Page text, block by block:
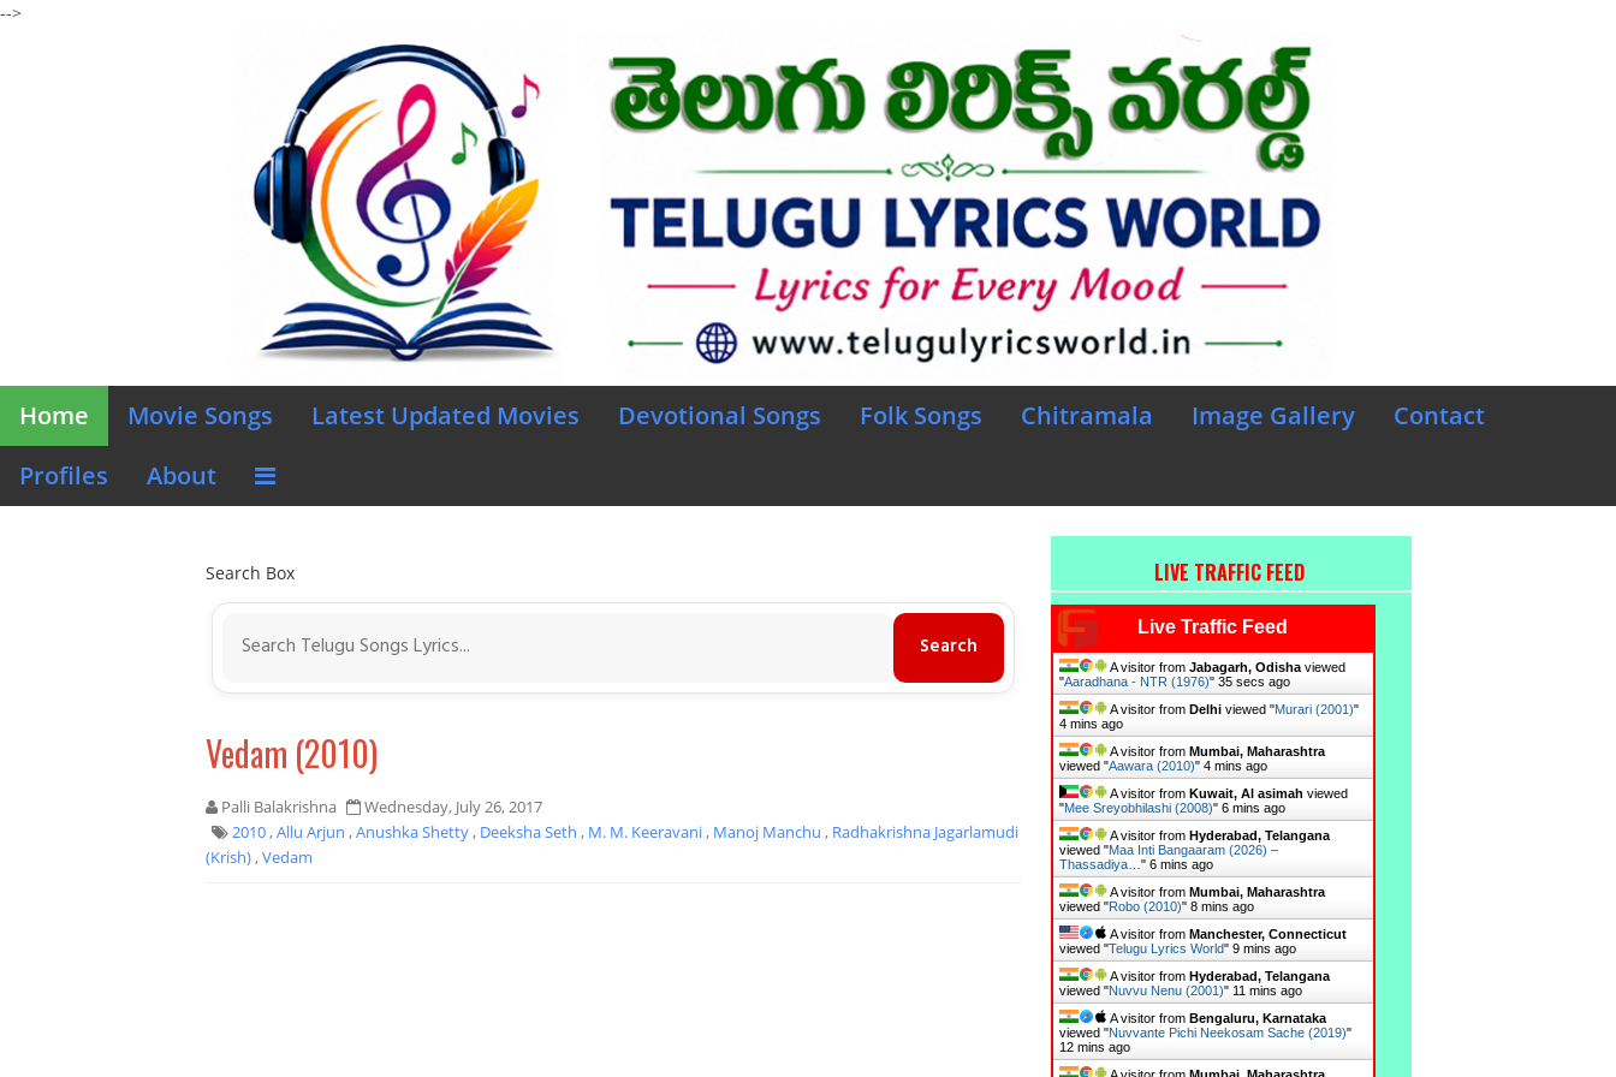
-->
Home Movie Songs Latest Updated Movies Devotional Songs Folk Songs Chitramala Image Gallery
Contact
Profiles
About
Search Box
Vedam (2010)
Palli Balakrishna
Wednesday, July 26, 2017
2010,Allu Arjun ,Anushka Shetty, Deeksha Seth , M. M. Keeravani, Manoj Manchu , Radhakrishna Jagarlamudi
(Krish),Vedam
LIVE TRAFFIC FEED
Live Traffic Feed
A visitor from Jabagarh, Odishaviewed
"Aaradhana - NTR (1976)" 36 secs ago
A visitor from Delhiviewed "Murari (2001)"
4 mins ago
A visitor from Mumbai, Maharashtra
viewed "Aawara (2010)" 4 mins ago
A visitor from Kuwait, Al asimah viewed
"Mee Sreyobhilashi (2008)" 6 mins ago
A visitor from Hyderabad, Telangana
viewed "Maa Inti Bangaaram (2026) –
Thassadiya… " 6 mins ago
A visitor from Mumbai, Maharashtra
viewed "Robo (2010)" 8 mins ago
A visitor from Manchester, Connecticut
viewed "Telugu Lyrics World" 9 mins ago
A visitor from Hyderabad, Telangana
viewed "Nuvvu Nenu (2001)" 11 mins ago
A visitor from Bengaluru, Karnataka
viewed "Nuvvante Pichi Neekosam Sache (2019)"
12 mins ago